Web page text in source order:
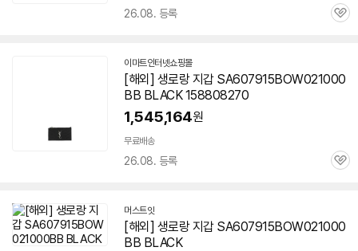
26.08. 등록
관
이마트인터넷쇼핑몰
[해외] 생로랑 지갑 SA607915BOW021000
BB BLACK 158808270
1,545,164원
무료배송
26.08. 등록
관
머스트잇
[해외] 생로랑 지갑 SA607915BOW021000
BB BLACK